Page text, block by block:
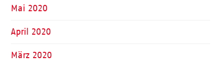
Mai 2020
April 2020
März 2020